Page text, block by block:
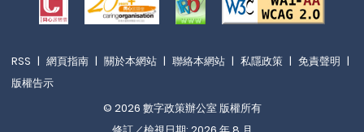
RSS | 網頁指南 | 關於本網站 | 聯絡本網站 | 私隱政策 | 免責聲明 |
版權告示
© 2026 數字政策辦公室 版權所有